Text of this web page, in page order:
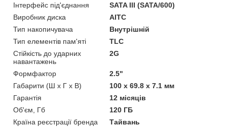
Інтерфейс під'єднання
SATA III (SATA/600)
Виробник диска
AITC
Тип накопичувача
Внутрішній
Тип елементів пам'яті
TLC
Стійкість до ударних
навантажень
2G
Формфактор
2.5"
Габарити (Ш х Г х В)
100 х 69.8 х 7.1 мм
Гарантія
12 місяців
Об'єм, Гб
120 ГБ
Країна реєстрації бренда
Тайвань